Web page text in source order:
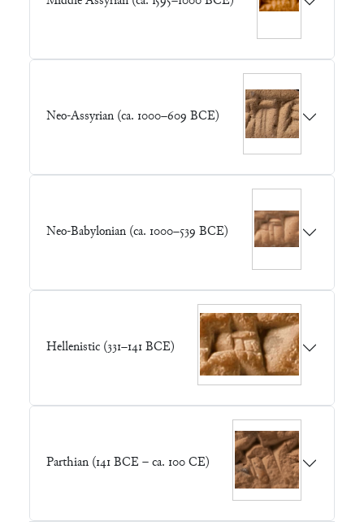
Neo-Assyrian (ca. 1000–609 BCE)
Neo-Babylonian (ca. 1000–539 BCE)
Hellenistic (331–141 BCE)
Parthian (141 BCE – ca. 100 CE)